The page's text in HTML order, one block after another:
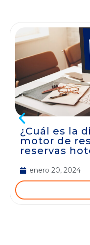
¿Cuál es la
motor de
reservas
enero 20, 2024